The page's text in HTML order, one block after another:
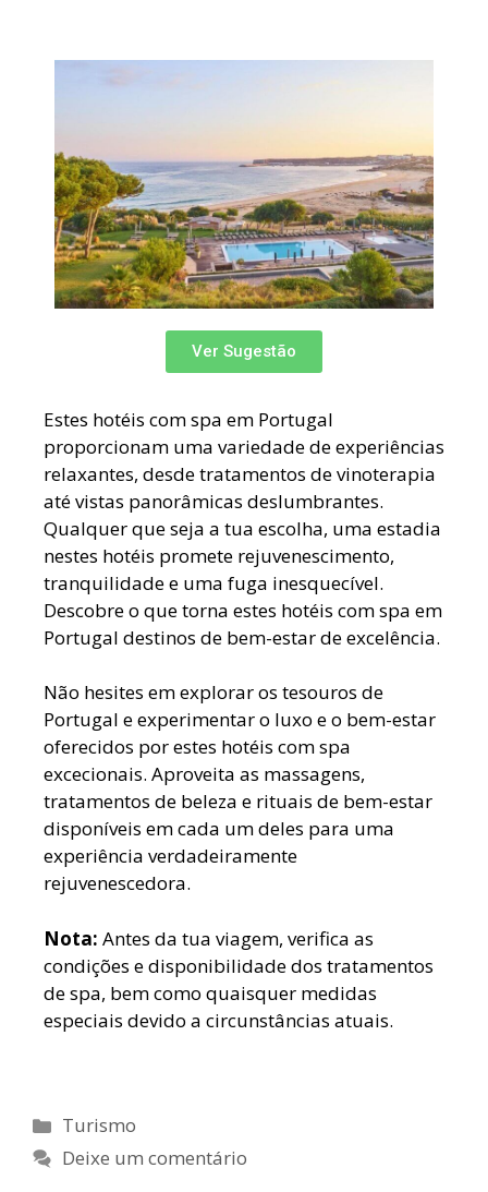
Ver Sugestão
Estes hotéis com spa em Portugal
proporcionam uma variedade de experiências
relaxantes, desde tratamentos de vinoterapia
até vistas panorâmicas deslumbrantes.
Qualquer que seja a tua escolha, uma estadia
nestes hotéis promete rejuvenescimento,
tranquilidade e uma fuga inesquecível.
Descobre o que torna estes hotéis com spa em
Portugal destinos de bem-estar de excelência.
Não hesites em explorar os tesouros de
Portugal e experimentar o luxo e o bem-estar
oferecidos por estes hotéis com spa
excecionais. Aproveita as massagens,
tratamentos de beleza e rituais de bem-estar
disponíveis em cada um deles para uma
experiência verdadeiramente
rejuvenescedora.
Nota: Antes da tua viagem, verifica as
condições e disponibilidade dos tratamentos
de spa, bem como quaisquer medidas
especiais devido a circunstâncias atuais.
Turismo
Deixe um comentário